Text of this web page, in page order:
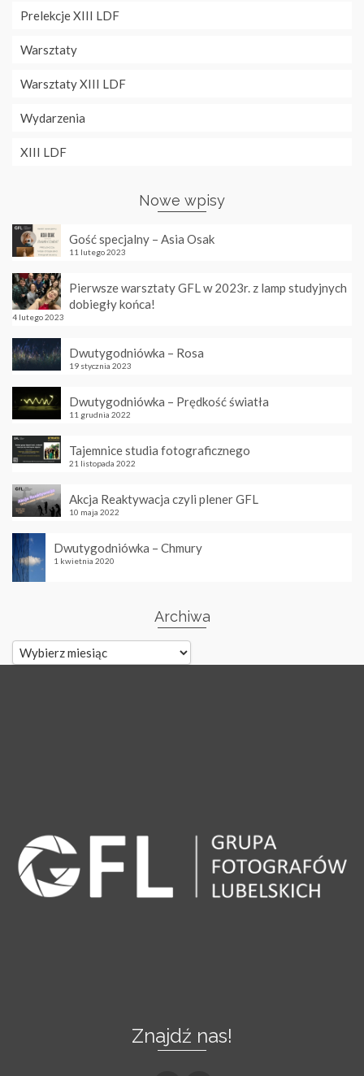
Prelekcje XIII LDF
Warsztaty
Warsztaty XIII LDF
Wydarzenia
XIII LDF
Nowe wpisy
Gość specjalny – Asia Osak
11 lutego 2023
Pierwsze warsztaty GFL w 2023r. z lamp studyjnych
dobiegły końca!
4 lutego 2023
Dwutygodniówka – Rosa
19 stycznia 2023
Dwutygodniówka – Prędkość światła
11 grudnia 2022
Tajemnice studia fotograficznego
21 listopada 2022
Akcja Reaktywacja czyli plener GFL
10 maja 2022
Dwutygodniówka – Chmury
1 kwietnia 2020
Archiwa
Archiwa
Znajdź nas!